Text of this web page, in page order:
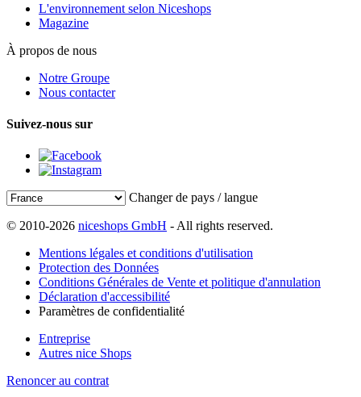
L'environnement selon Niceshops
Magazine
À propos de nous
Notre Groupe
Nous contacter
Suivez-nous sur
Changer de pays / langue
© 2010-2026 niceshops GmbH - All rights reserved.
Mentions légales et conditions d'utilisation
Protection des Données
Conditions Générales de Vente et politique d'annulation
Déclaration d'accessibilité
Paramètres de confidentialité
Entreprise
Autres nice Shops
Renoncer au contrat